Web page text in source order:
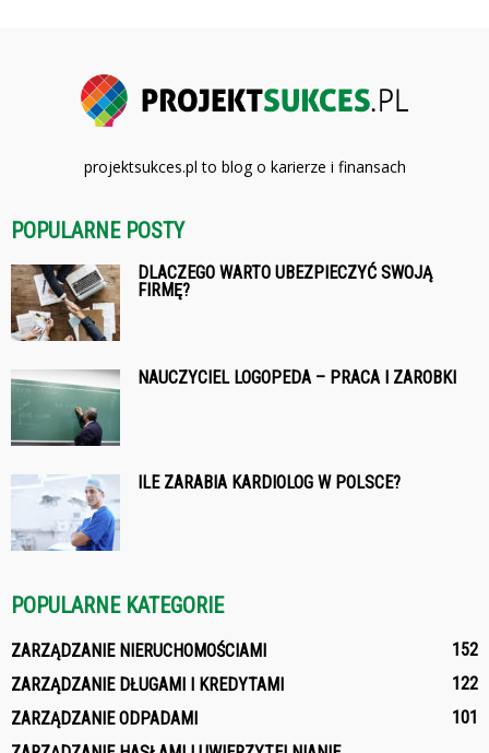
projektsukces.pl to blog o karierze i finansach
POPULARNE POSTY
DLACZEGO WARTO UBEZPIECZYĆ SWOJĄ
FIRMĘ?
NAUCZYCIEL LOGOPEDA – PRACA I ZAROBKI
ILE ZARABIA KARDIOLOG W POLSCE?
POPULARNE KATEGORIE
ZARZĄDZANIE NIERUCHOMOŚCIAMI
152
ZARZĄDZANIE DŁUGAMI I KREDYTAMI
122
ZARZĄDZANIE ODPADAMI
101